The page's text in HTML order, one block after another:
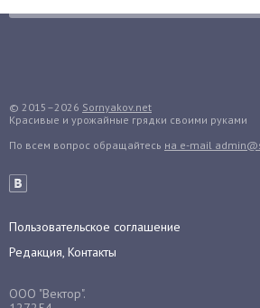
Гранат
Грядки
Гуава
Декабрист
Дельфиниум
Денежное дерево
© 2015–2026 Sornyakov.net
Красивые и урожайные грядки своими руками
По всем вопрос обращайтесь на e-mail
Пользовательское соглашение
Редакция, Контакты
ООО "Вектор".